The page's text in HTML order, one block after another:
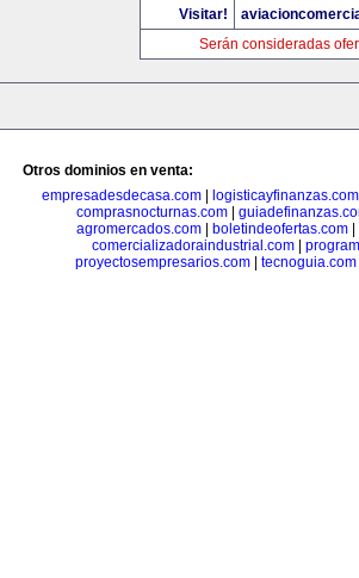
Visitar!
Serán consideradas
Otros dominios en venta:
empresadesdecasa.com
logisticayfinanzas.com
comprasnocturnas.com
agromercados.com
boletindeofertas.com
comercializadoraindustrial.com
proyectosempresarios.com
tecnoguia.com